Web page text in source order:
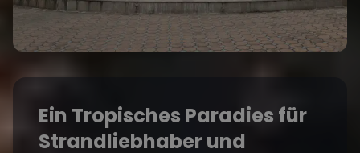
Ein Tropisches Paradies für
Strandliebhaber und